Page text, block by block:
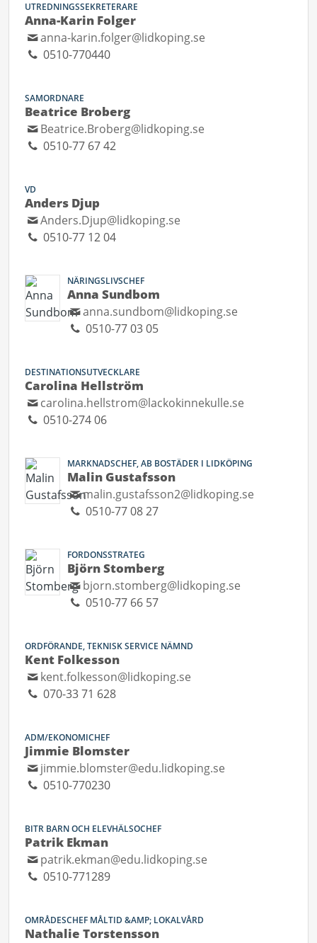
UTREDNINGSSEKRETERARE
Anna-Karin Folger
anna-karin.folger@lidkoping.se
0510-770440
SAMORDNARE
Beatrice Broberg
Beatrice.Broberg@lidkoping.se
0510-77 67 42
VD
Anders Djup
Anders.Djup@lidkoping.se
0510-77 12 04
NÄRINGSLIVSCHEF
Anna Sundbom
anna.sundbom@lidkoping.se
0510-77 03 05
DESTINATIONSUTVECKLARE
Carolina Hellström
carolina.hellstrom@lackokinnekulle.se
0510-274 06
MARKNADSCHEF, AB BOSTÄDER I LIDKÖPING
Malin Gustafsson
malin.gustafsson2@lidkoping.se
0510-77 08 27
FORDONSSTRATEG
Björn Stomberg
bjorn.stomberg@lidkoping.se
0510-77 66 57
ORDFÖRANDE, TEKNISK SERVICE NÄMND
Kent Folkesson
kent.folkesson@lidkoping.se
070-33 71 628
ADM/EKONOMICHEF
Jimmie Blomster
jimmie.blomster@edu.lidkoping.se
0510-770230
BITR BARN OCH ELEVHÄLSOCHEF
Patrik Ekman
patrik.ekman@edu.lidkoping.se
0510-771289
OMRÅDESCHEF MÅLTID &AMP; LOKALVÅRD
Nathalie Torstensson